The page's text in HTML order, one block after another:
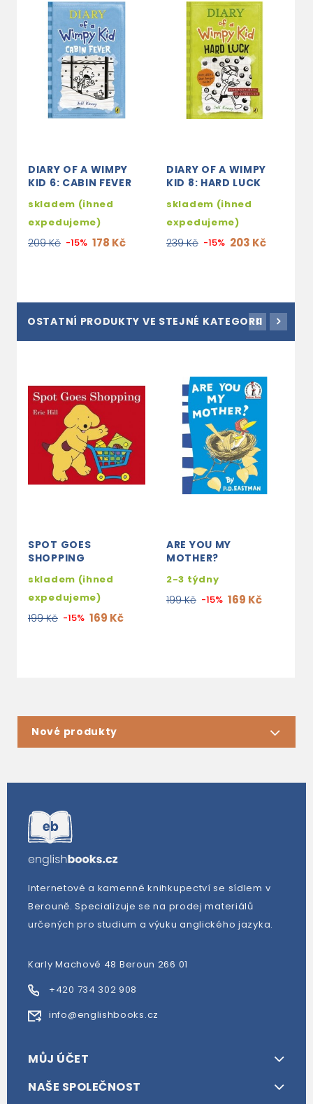
DIARY OF A WIMPY
KID 6: CABIN FEVER
skladem (ihned
expedujeme)
209 Kč -15% 178 Kč
DIARY OF A WIMPY
KID 8: HARD LUCK
skladem (ihned
expedujeme)
239 Kč -15% 203 Kč
OSTATNÍ PRODUKTY VE STEJNÉ KATEGORII
SPOT GOES
SHOPPING
skladem (ihned
expedujeme)
199 Kč -15% 169 Kč
ARE YOU MY
MOTHER?
2-3 týdny
199 Kč -15% 169 Kč
Nové produkty
Internetové a kamenné knihkupectví se sídlem v
Berouně. Specializuje se na prodej materiálů
určených pro studium a výuku anglického jazyka.
Karly Machové 48 Beroun 266 01
+420 734 302 908
info@englishbooks.cz
MŮJ ÚČET
NAŠE SPOLEČNOST